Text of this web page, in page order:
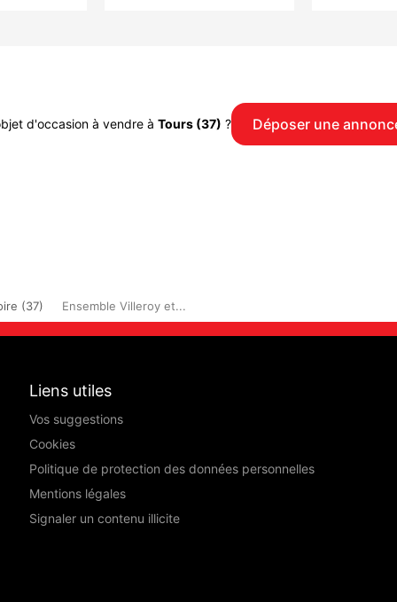
d'occasion à vendre à Tours (37) ? Déposer une
(37) Ensemble Villeroy et...
Liens utiles
Vos suggestions
Cookies
Politique de protection des données personnelles
Mentions légales
Signaler un contenu illicite